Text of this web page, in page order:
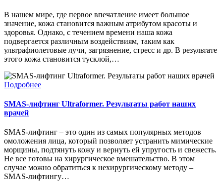
В нашем мире, где первое впечатление имеет большое
значение, кожа становится важным атрибутом красоты и
здоровья. Однако, с течением времени наша кожа
подвергается различным воздействиям, таким как
ультрафиолетовые лучи, загрязнение, стресс и др. В результате
этого кожа становится тусклой,…
Подробнее
SMAS-лифтинг Ultraformer. Результаты работ наших
врачей
SMAS-лифтинг – это один из самых популярных методов
омоложения лица, который позволяет устранить мимические
морщины, подтянуть кожу и вернуть ей упругость и свежесть.
Не все готовы на хирургическое вмешательство. В этом
случае можно обратиться к нехирургическому методу –
SMAS-лифтингу…